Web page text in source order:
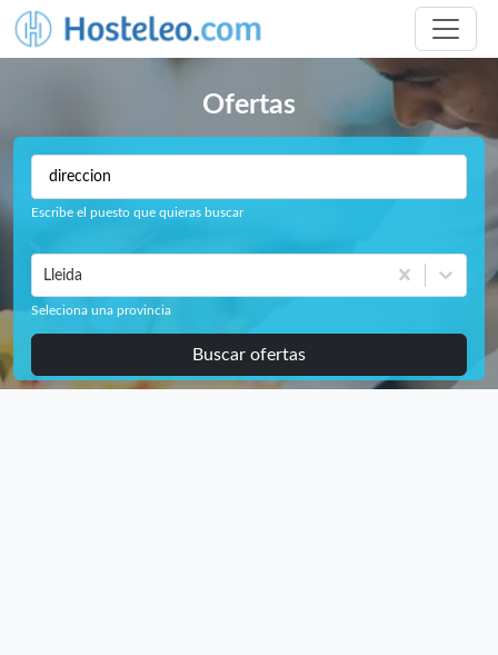
Ofertas
Escribe el puesto que quieras buscar
Lleida
Seleciona una provincia
Buscar ofertas